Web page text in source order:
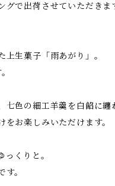
で出荷させていただきま
生菓子「雨あがり」。
色の細工羊羹を白餡に纏
お楽しみいただけます。
くりと。
。